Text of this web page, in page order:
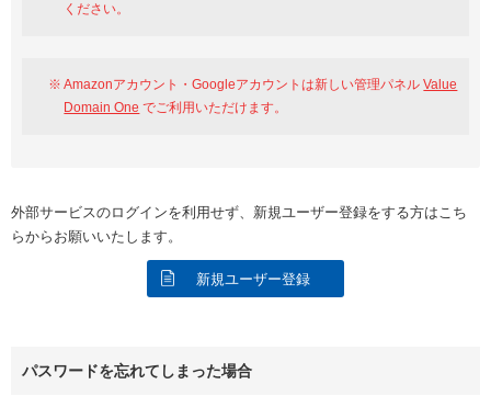
ください。
Amazonアカウント・Googleアカウントは新しい管理パネルValue
Domain One でご利用いただけます。
外部サービスのログインを利用せず、新規ユーザー登録をする方はこち
らからお願いいたします。
新規ユーザー登録
パスワードを忘れてしまった場合